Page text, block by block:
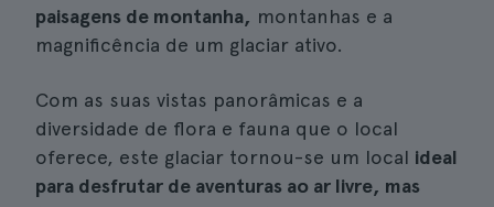
paisagens de montanha, montanhas e a
magnificência de um glaciar ativo.
Com as suas vistas panorâmicas e a
diversidade de flora e fauna que o local
oferece, este glaciar tornou-se um local ideal
para desfrutar de aventuras ao ar livre, mas